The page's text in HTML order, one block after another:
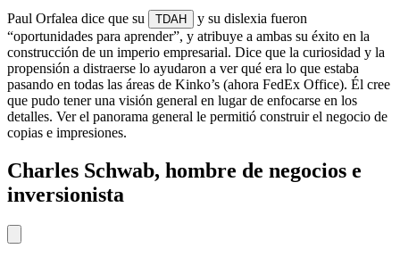
Paul Orfalea dice que su TDAH
y su dislexia fueron
“oportunidades para aprender”, y atribuye a ambas su éxito en la
construcción de un imperio empresarial. Dice que la curiosidad y la
propensión a distraerse lo ayudaron a ver qué era lo que estaba
pasando en todas las áreas de Kinko’s (ahora FedEx Office). Él cree
que pudo tener una visión general en lugar de enfocarse en los
detalles. Ver el panorama general le permitió construir el negocio de
copias e impresiones.
Charles Schwab, hombre de negocios e
inversionista